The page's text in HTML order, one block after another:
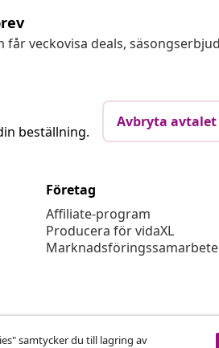
får veckovisa deals,
beställning.
Avbryta avtalet
Företag
Affiliate-program
Producera för vidaXL
Marknadsföringssamarbete
samtycker du till lagring av